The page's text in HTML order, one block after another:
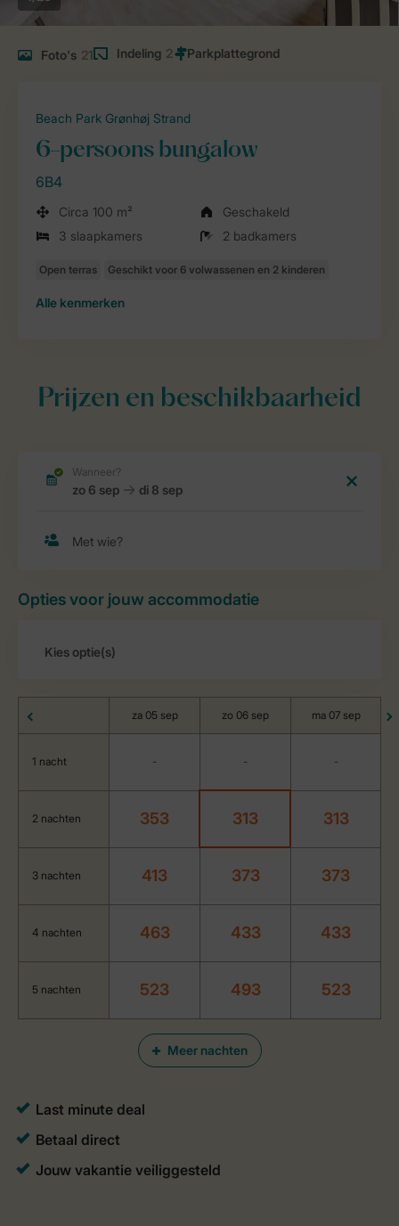
Foto's 21 Indeling 2
Beach Park Grønhøj Strand
6-persoons bungalow
6B4
Circa 100 m²
Geschakeld
3 slaapkamers
2 badkamers
Alle kenmerken
Prijzen en beschikbaarheid
Opties voor jouw accommodatie
Meer nachten
za 05 sep zo 06 sep ma 07 sep
1 nacht - - -
2 nachten 353 313 313
3 nachten 413 373 373
4 nachten 463 433 433
5 nachten 523 493 523